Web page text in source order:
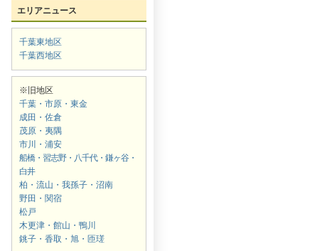
エリアニュース
千葉東地区
千葉西地区
※旧地区
千葉・市原・東金
成田・佐倉
茂原・夷隅
市川・浦安
船橋・習志野・八千代・鎌ヶ谷・
白井
柏・流山・我孫子・沼南
野田・関宿
松戸
木更津・館山・鴨川
銚子・香取・旭・匝瑳